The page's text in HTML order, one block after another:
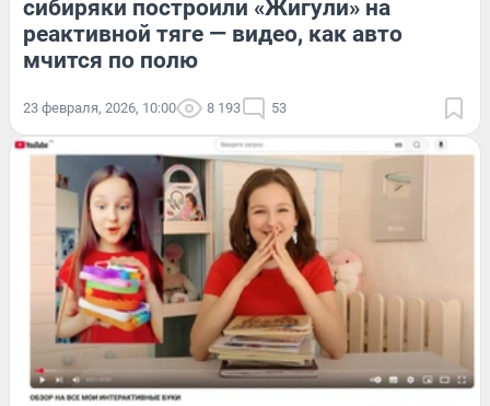
сибиряки построили «Жигули» на
реактивной тяге — видео, как авто
мчится по полю
23 февраля, 2026, 10:00 8 193 53